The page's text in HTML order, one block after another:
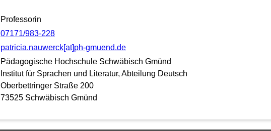
Professorin
07171/983-228
patricia.nauwerck[at]ph-gmuend.de
Pädagogische Hochschule Schwäbisch Gmünd
Institut für Sprachen und Literatur, Abteilung Deutsch
Oberbettringer Straße 200
73525 Schwäbisch Gmünd